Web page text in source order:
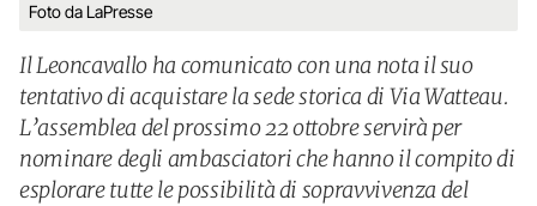
Foto da LaPresse
Il Leoncavallo ha comunicato con una nota il suo
tentativo di acquistare la sede storica di Via Watteau.
L’assemblea del prossimo 22 ottobre servirà per
nominare degli ambasciatori che hanno il compito di
esplorare tutte le possibilità di sopravvivenza del